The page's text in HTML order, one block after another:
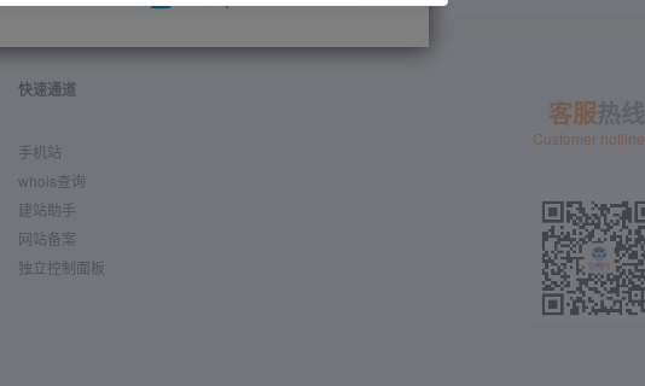
快速通道
手机站
whois查询
建站助手
网站备案
独立控制面板
客服
Customer hotline